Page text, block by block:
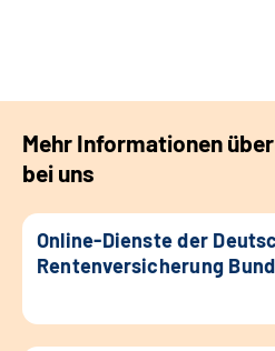
Mehr Informationen
bei uns
Online-Dienste der
Rentenversicherung Bund